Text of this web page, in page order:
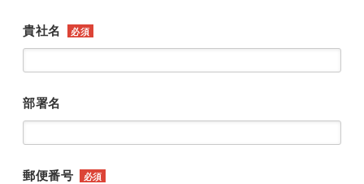
貴社名 必須
部署名
郵便番号 必須